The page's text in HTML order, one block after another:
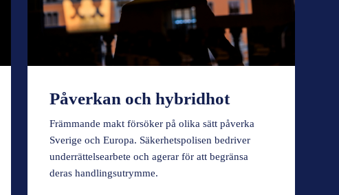
Påverkan och hybridhot
Främmande makt försöker på olika sätt påverka
Sverige och Europa. Säkerhetspolisen bedriver
underrättelsearbete och agerar för att begränsa
deras handlingsutrymme.